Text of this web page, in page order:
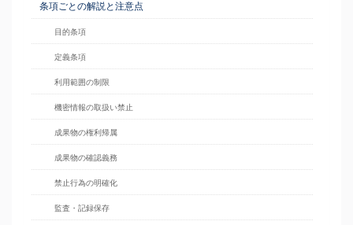
条項ごとの解説と注意点
目的条項
定義条項
利用範囲の制限
機密情報の取扱い禁止
成果物の権利帰属
成果物の確認義務
禁止行為の明確化
監査・記録保存